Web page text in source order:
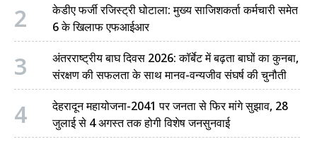
2
केडीए फर्जी रजिस्ट्री घोटाला: मुख्य साजिशकर्ता कर्मचारी समेत
6 के खिलाफ एफआईआर
3
अंतरराष्ट्रीय बाघ दिवस 2026: कॉर्बेट में बढ़ता बाघों का कुनबा,
संरक्षण की सफलता के साथ मानव-वन्यजीव संघर्ष की चुनौती
4
देहरादून महायोजना-2041 पर जनता से फिर मांगे सुझाव, 28
जुलाई से 4 अगस्त तक होगी विशेष जनसुनवाई